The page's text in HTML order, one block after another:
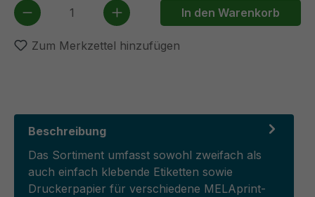
Produkt Anzahl: Gib den gewünschten
In den Warenkorb
Zum Merkzettel hinzufügen
Beschreibung
Das Sortiment umfasst sowohl zweifach als
auch einfach klebende Etiketten sowie
Druckerpapier für verschiedene MELAprint-